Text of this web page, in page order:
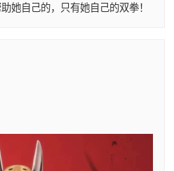
她自己的，只有她自己的双拳！